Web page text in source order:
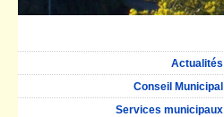
Actualités
Conseil Municipal
Services municipaux